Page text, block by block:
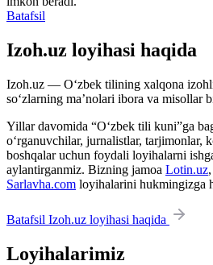
Batafsil
Izoh.uz loyihasi haqida
Izoh.uz — O‘zbek tilining xalqona
so‘zlarning ma’nolari ibora va misollar
Yillar davomida “O‘zbek tili kuni”ga
o‘rganuvchilar, jurnalistlar, tarjimonlar,
boshqalar uchun foydali loyihalarni
aylantirganmiz. Bizning jamoa Lotin.uz,
Sarlavha.com loyihalarini hukmingizga
Batafsil Izoh.uz loyihasi haqida
Loyihalarimiz